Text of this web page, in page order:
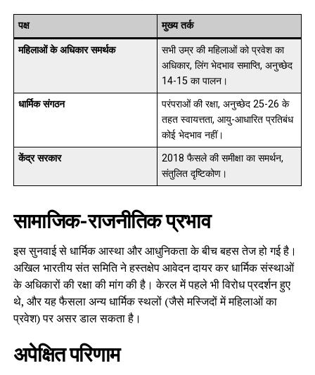
पक्ष मुख्य तर्क
महिलाओं के अधिकार समर्थक
सभी उम्र की महिलाओं को प्रवेश का
अधिकार, लिंग भेदभाव समाप्ति, अनुच्छेद
14-15 का पालन।
धार्मिक संगठन
परंपराओं की रक्षा, अनुच्छेद 25-26 के
तहत स्वायत्तता, आयु-आधारित प्रतिबंध
कोई भेदभाव नहीं।
केंद्र सरकार
2018 फैसले की समीक्षा का समर्थन,
संतुलित दृष्टिकोण।
सामाजिक-राजनीतिक प्रभाव
इस सुनवाई से धार्मिक आस्था और आधुनिकता के बीच बहस तेज हो गई है।
अखिल भारतीय संत समिति ने हस्तक्षेप आवेदन दायर कर धार्मिक संस्थाओं
के अधिकारों की रक्षा की मांग की है। केरल में पहले भी विरोध प्रदर्शन हुए
थे, और यह फैसला अन्य धार्मिक स्थलों (जैसे मस्जिदों में महिलाओं का
प्रवेश) पर असर डाल सकता है।
अपेक्षित परिणाम